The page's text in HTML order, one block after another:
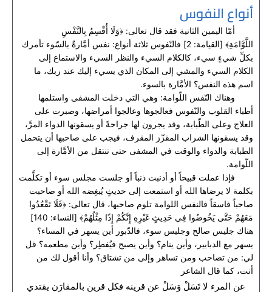
أنواع النفوس
أمّا اليمين الثانية فقد قال تعالى: ﴿وَلَا أُقْسِمُ بِالنَّفْسِ
اللَّوَّامَةِ﴾ [القيامة: 2] فالنّفوس ثلاثة أنواع: نفس أمَّارةٌ بالسّوء تأمرك
بكلِّ شيءٍ سيء، كالكلام السيء والنظر السيء والاستماع إلى
الكلام السيء والمشي إلى المكان الذي يسيء إليك عند ربك، ما
اسم هذه النفس؟ الأمَّارة بالسوء.
وهناك النّفس اللّوامة: وهي التي دخلت المشفى واستلمها
أطباء القلوب والنّفوس فعالجوها وعالجوا أمراضها، وصبرت على
العلاج وعلى الطّبابة، وقد يجرون لها جراحةً أو يسقونها الدواء المرَّ،
وقد يسقونها الشراب المقزّز المقرف، فيجب على صاحبها أن يتحمل
الطبابة والدواء والوقت في المشفى حتى تنتقل من الأمَّارة إلى
اللّوامة.
فإذا عملت قبيحاً أو أذنبت ذنباً أو جلست مجلس سوء أو تكلَّمت
بكلمة لا يرضاها الله أو استمعت إلى حديثٍ يُبغِضه الله أو صاحبت
صاحباً فاسقاً فالنفس اللوامة تلوم صاحبها، قال تعالى: ﴿فَلَا تَقْعُدُوا
مَعَهُمْ حَتَّى يَخُوضُوا فِي حَدِيثٍ غَيْرِهِ إِنَّكُمْ إِذًا مِثْلُهُمْ﴾ [النساء: 140]
هناك جليس صالح وجليس سوء، فالدّبور أين يسهر في المساء؟
يسهر مع الدبابير، وأين ينام؟ وأين يصبح فيُفطِر؟ وأين مطعمه؟ قل
لي: من تصاحب ومن تساهر وإلى من تشتاق؟ وأنا أقول لك من
أنت، كما قال الشاعر
عن المرء لا تَسَلْ وَسَلْ عن قرينه فكل قرين بالمقارَن يقتدي